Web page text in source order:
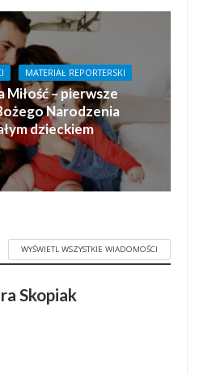
MATERIAŁ REPORTERSKI
Miłość – pierwsze
Narodzenia
dzieckiem
WYŚWIETL WSZYSTKIE WIADOMOŚCI
Skopiak